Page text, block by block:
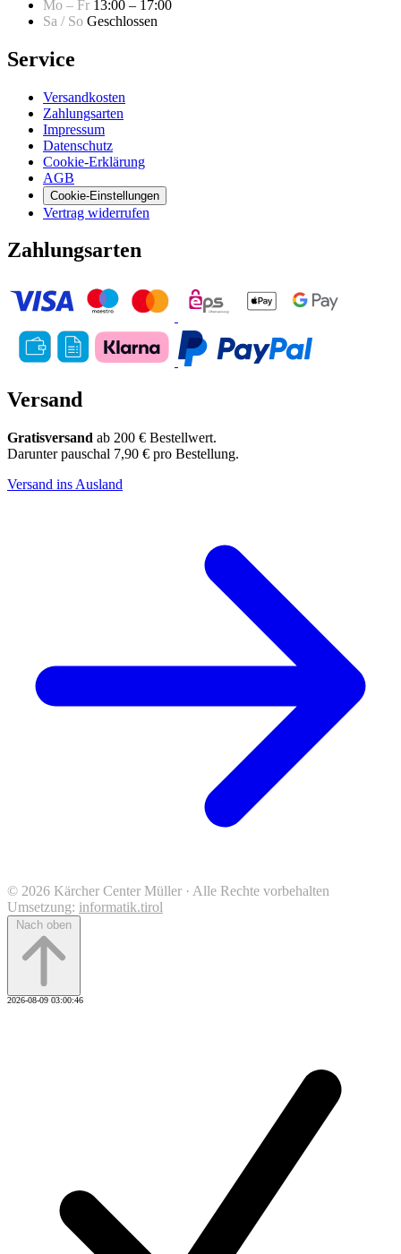
Mo – Fr 13:00 – 17:00
Sa / So Geschlossen
Service
Versandkosten
Zahlungsarten
Impressum
Datenschutz
Cookie-Erklärung
AGB
Cookie-Einstellungen
Vertrag widerrufen
Zahlungsarten
Versand
Gratisversand ab 200 € Bestellwert.
Darunter pauschal 7,90 € pro Bestellung.
Versand ins Ausland
© 2026 Kärcher Center Müller · Alle Rechte vorbehalten
Umsetzung: informatik.tirol
Nach oben
2026-08-09 03:00:46